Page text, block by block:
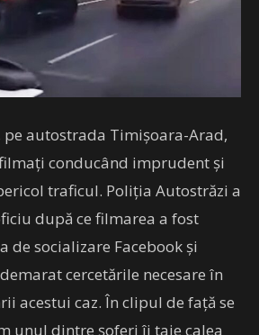
autostrada Timişoara-Arad,
conducând imprudent şi
traficul. Poliţia Autostrăzi a
după ce filmarea a fost
de socializare Facebook şi
cercetările necesare în
acestui caz. În clipul de faţă se
unul dintre şoferi îi taie calea